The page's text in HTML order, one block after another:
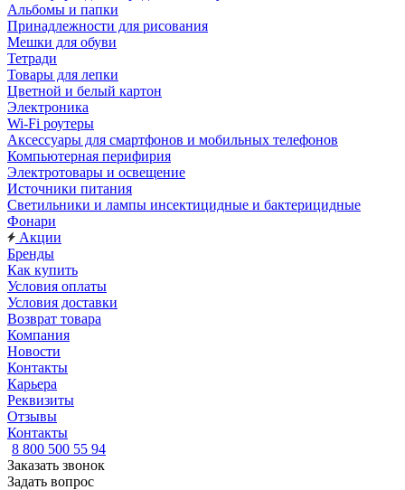
Альбомы и папки
Принадлежности для рисования
Мешки для обуви
Тетради
Товары для лепки
Цветной и белый картон
Электроника
Wi-Fi роутеры
Аксессуары для смартфонов и мобильных телефонов
Компьютерная перифирия
Электротовары и освещение
Источники питания
Светильники и лампы инсектицидные и бактерицидные
Фонари
Акции
Бренды
Как купить
Условия оплаты
Условия доставки
Возврат товара
Компания
Новости
Контакты
Карьера
Реквизиты
Отзывы
Контакты
8 800 500 55 94
Заказать звонок
Задать вопрос